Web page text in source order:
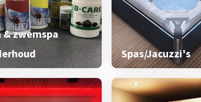
& zwemspa
Spas/Jacuzzi's